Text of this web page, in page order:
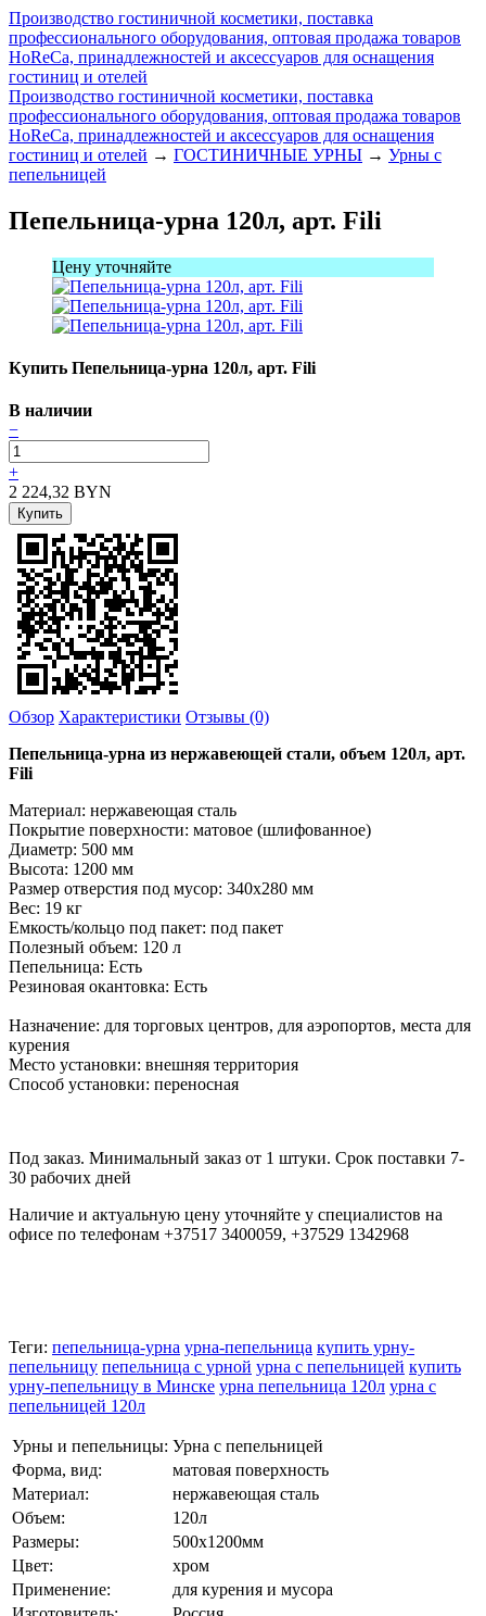
Производство гостиничной косметики, поставка
профессионального оборудования, оптовая продажа товаров
HoReCa, принадлежностей и аксессуаров для оснащения
гостиниц и отелей
Производство гостиничной косметики, поставка
профессионального оборудования, оптовая продажа товаров
HoReCa, принадлежностей и аксессуаров для оснащения
гостиниц и отелей → ГОСТИНИЧНЫЕ УРНЫ → Урны с
пепельницей
Пепельница-урна 120л, арт. Fili
Цену уточняйте
Купить Пепельница-урна 120л, арт. Fili
В наличии
−
+
2 224,32 BYN
Обзор Характеристики Отзывы (0)
Пепельница-урна из нержавеющей стали, объем 120л, арт.
Fili
Материал: нержавеющая сталь
Покрытие поверхности: матовое (шлифованное)
Диаметр: 500 мм
Высота: 1200 мм
Размер отверстия под мусор: 340х280 мм
Вес: 19 кг
Емкость/кольцо под пакет: под пакет
Полезный объем: 120 л
Пепельница: Есть
Резиновая окантовка: Есть
Назначение: для торговых центров, для аэропортов, места для
курения
Место установки: внешняя территория
Способ установки: переносная
Под заказ. Минимальный заказ от 1 штуки. Срок поставки 7-
30 рабочих дней
Наличие и актуальную цену уточняйте у специалистов на
офисе по телефонам +37517 3400059, +37529 1342968
Теги: пепельница-урна урна-пепельница купить урну-
пепельницу пепельница с урной урна с пепельницей купить
урну-пепельницу в Минске урна пепельница 120л урна с
пепельницей 120л
Урны и пепельницы: Урна с пепельницей
Форма, вид:
матовая поверхность
Материал:
нержавеющая сталь
Объем:
120л
Размеры:
500х1200мм
Цвет:
хром
Применение:
для курения и мусора